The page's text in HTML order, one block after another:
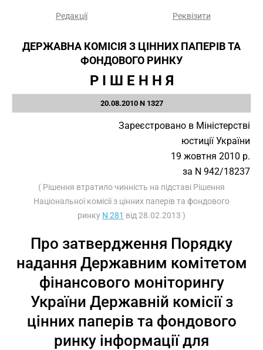
Редакції Реквізити
ДЕРЖАВНА КОМІСІЯ З ЦІННИХ ПАПЕРІВ ТА
ФОНДОВОГО РИНКУ
Р І Ш Е Н Н Я
20.08.2010 N 1327
Зареєстровано в Міністерстві
юстиції України
19 жовтня 2010 р.
за N 942/18237
( Рішення втратило чинність на підставі Рішення
Національної комісії з цінних паперів та фондового
ринку N 281 від 28.02.2013 )
Про затвердження Порядку
надання Державним комітетом
фінансового моніторингу
України Державній комісії з
цінних паперів та фондового
ринку інформації для